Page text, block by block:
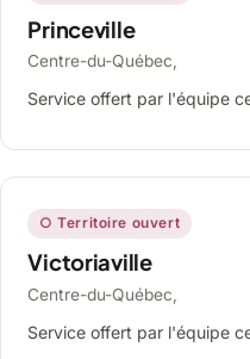
Princeville
Centre-du-Québec,
Service offert par l'équipe
○ Territoire ouvert
Victoriaville
Centre-du-Québec,
Service offert par l'équipe